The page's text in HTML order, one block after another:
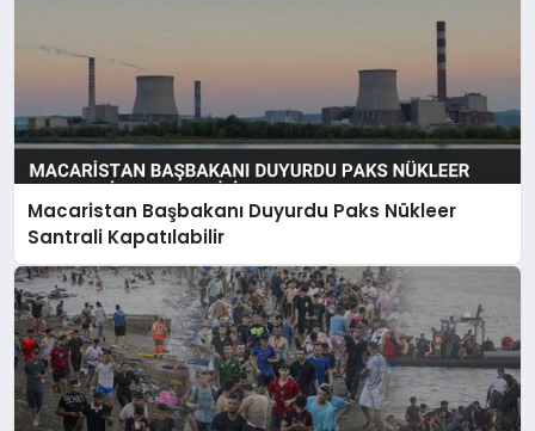
Macaristan Başbakanı Duyurdu Paks Nükleer
Santrali Kapatılabilir